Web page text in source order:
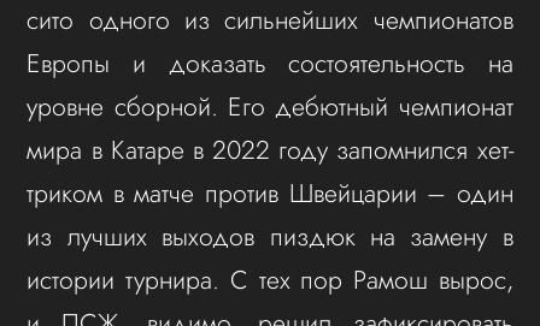
сито одного из сильнейших чемпионатов
Европы и доказать состоятельность на
уровне сборной. Его дебютный чемпионат
мира в Катаре в 2022 году запомнился хет-
триком в матче против Швейцарии – один
из лучших выходов пиздюк на замену в
истории турнира. С тех пор Рамош вырос,